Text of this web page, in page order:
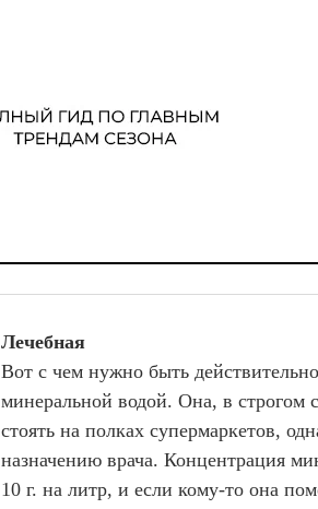
Лечебная
Вот с чем нужно быть
минеральной водой. Она, в
стоять на полках супермаркетов,
назначению врача. Концентрация
10 г. на литр, и если кому-то она